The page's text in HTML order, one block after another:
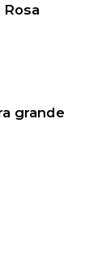
Rosa
grande